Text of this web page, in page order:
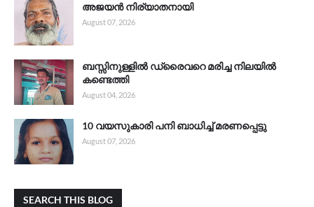
അജയൻ നിര്യാതനായി
August 07, 2026
ബസ്സിനുള്ളിൽ ഡ്രൈവറെ മരിച്ച നിലയിൽ
കണ്ടെത്തി
August 04, 2026
10 വയസുകാരി പനി ബാധിച്ച് മരണപ്പെട്ടു
August 07, 2026
SEARCH THIS BLOG